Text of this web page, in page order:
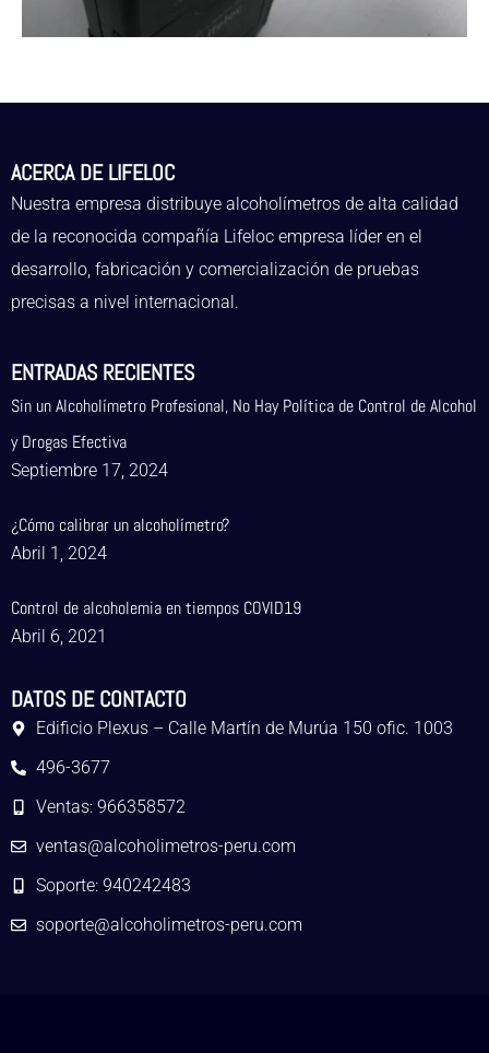
ACERCA DE LIFELOC
Nuestra empresa distribuye alcoholímetros de alta calidad
de la reconocida compañía Lifeloc empresa líder en el
desarrollo, fabricación y comercialización de pruebas
precisas a nivel internacional.
ENTRADAS RECIENTES
Sin un Alcoholímetro Profesional, No Hay Política de Control de Alcohol
y Drogas Efectiva
Septiembre 17, 2024
¿Cómo calibrar un alcoholímetro?
Abril 1, 2024
Control de alcoholemia en tiempos COVID19
Abril 6, 2021
DATOS DE CONTACTO
Edificio Plexus – Calle Martín de Murúa 150 ofic. 1003
496-3677
Ventas: 966358572
ventas@alcoholimetros-peru.com
Soporte: 940242483
soporte@alcoholimetros-peru.com